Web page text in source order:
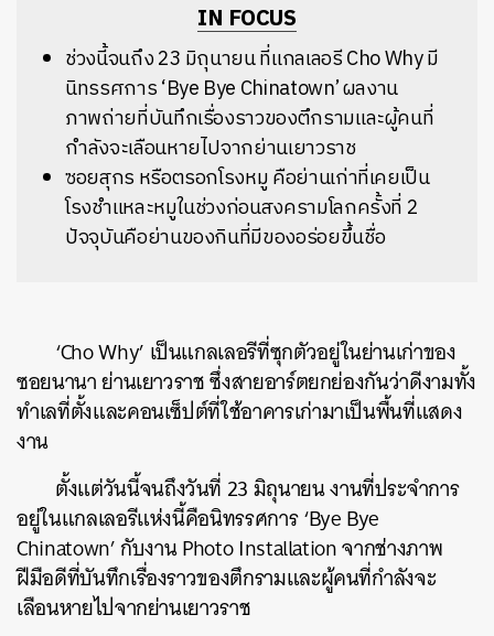
IN FOCUS
ช่วงนี้จนถึง 23 มิถุนายน ที่แกลเลอรี Cho Why มี
นิทรรศการ ‘Bye Bye Chinatown’ ผลงาน
ภาพถ่ายที่บันทึกเรื่องราวของตึกรามและผู้คนที่
กำลังจะเลือนหายไปจากย่านเยาวราช
ซอยสุกร หรือตรอกโรงหมู คือย่านเก่าที่เคยเป็น
โรงชำแหละหมูในช่วงก่อนสงครามโลกครั้งที่ 2
ปัจจุบันคือย่านของกินที่มีของอร่อยขึ้นชื่อ
‘Cho Why’ เป็นแกลเลอรีที่ซุกตัวอยู่ในย่านเก่าของ
ซอยนานา ย่านเยาวราช ซึ่งสายอาร์ตยกย่องกันว่าดีงามทั้ง
ทำเลที่ตั้งและคอนเซ็ปต์ที่ใช้อาคารเก่ามาเป็นพื้นที่แสดง
งาน
ตั้งแต่วันนี้จนถึงวันที่ 23 มิถุนายน งานที่ประจำการ
อยู่ในแกลเลอรีแห่งนี้คือนิทรรศการ ‘Bye Bye
Chinatown’ กับงาน Photo Installation จากช่างภาพ
ฝีมือดีที่บันทึกเรื่องราวของตึกรามและผู้คนที่กำลังจะ
เลือนหายไปจากย่านเยาวราช